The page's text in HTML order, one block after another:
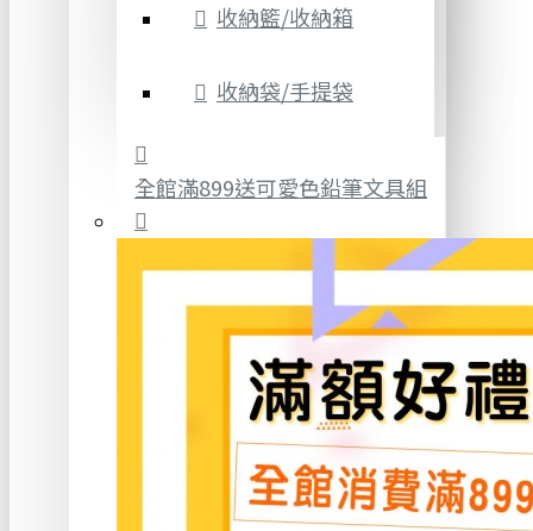
收納籃/收納箱
收納袋/手提袋
全館滿899送可愛色鉛筆文具組